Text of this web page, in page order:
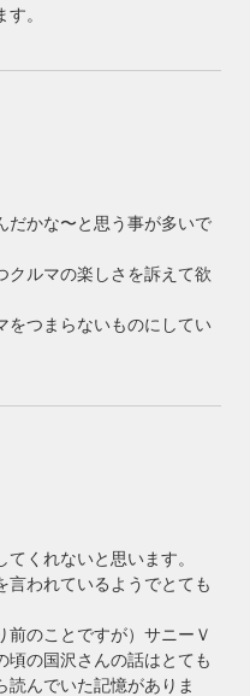
。
だかな〜と思う事が多いで
クルマの楽しさを訴えて欲
をつまらないものにしてい
くれないと思います。
言われているようでとても
前のことですが）サニーＶ
頃の国沢さんの話はとても
読んでいた記憶がありま